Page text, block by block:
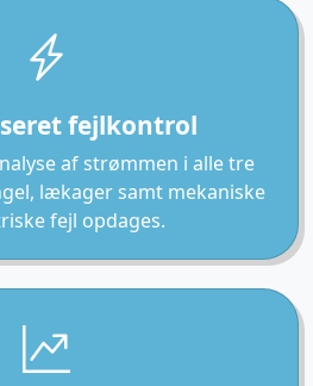
fejlkontrol
af strømmen i alle tre
lækager samt mekaniske
fejl opdages.